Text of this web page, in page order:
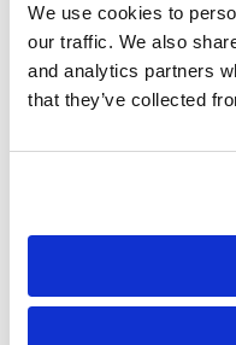
We use cookies to
our traffic. We also
and analytics partners
that they’ve collected